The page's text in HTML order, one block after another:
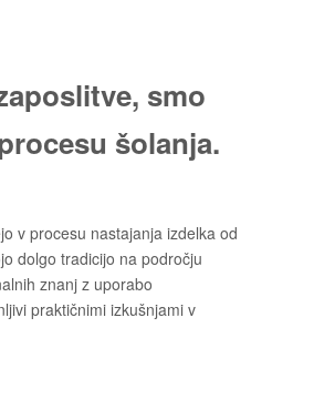
smo
šolanja.
v procesu nastajanja izdelka od
dolgo tradicijo na področju
znanj z uporabo
praktičnimi izkušnjami v